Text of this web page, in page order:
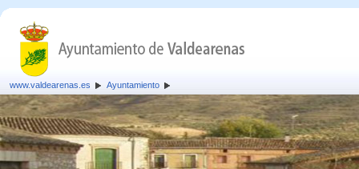
www.valdearenas.es Ayuntamiento